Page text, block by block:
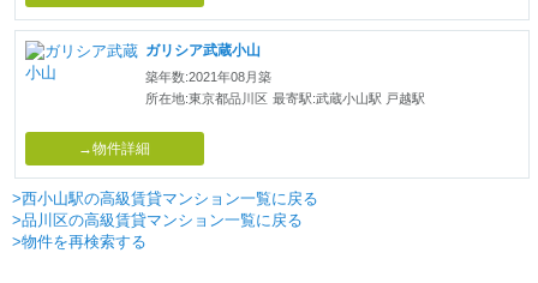
ガリシア武蔵小山
築年数:2021年08月築
所在地:東京都品川区 最寄駅:武蔵小山駅 戸越駅
→物件詳細
>西小山駅の高級賃貸マンション一覧に戻る
>品川区の高級賃貸マンション一覧に戻る
>物件を再検索する